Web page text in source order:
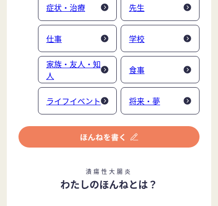
症状・治療 先生
仕事 学校
家族・友人・知
人
食事
ライフイベント 将来・夢
潰瘍性大腸炎
わたしのほんねとは？